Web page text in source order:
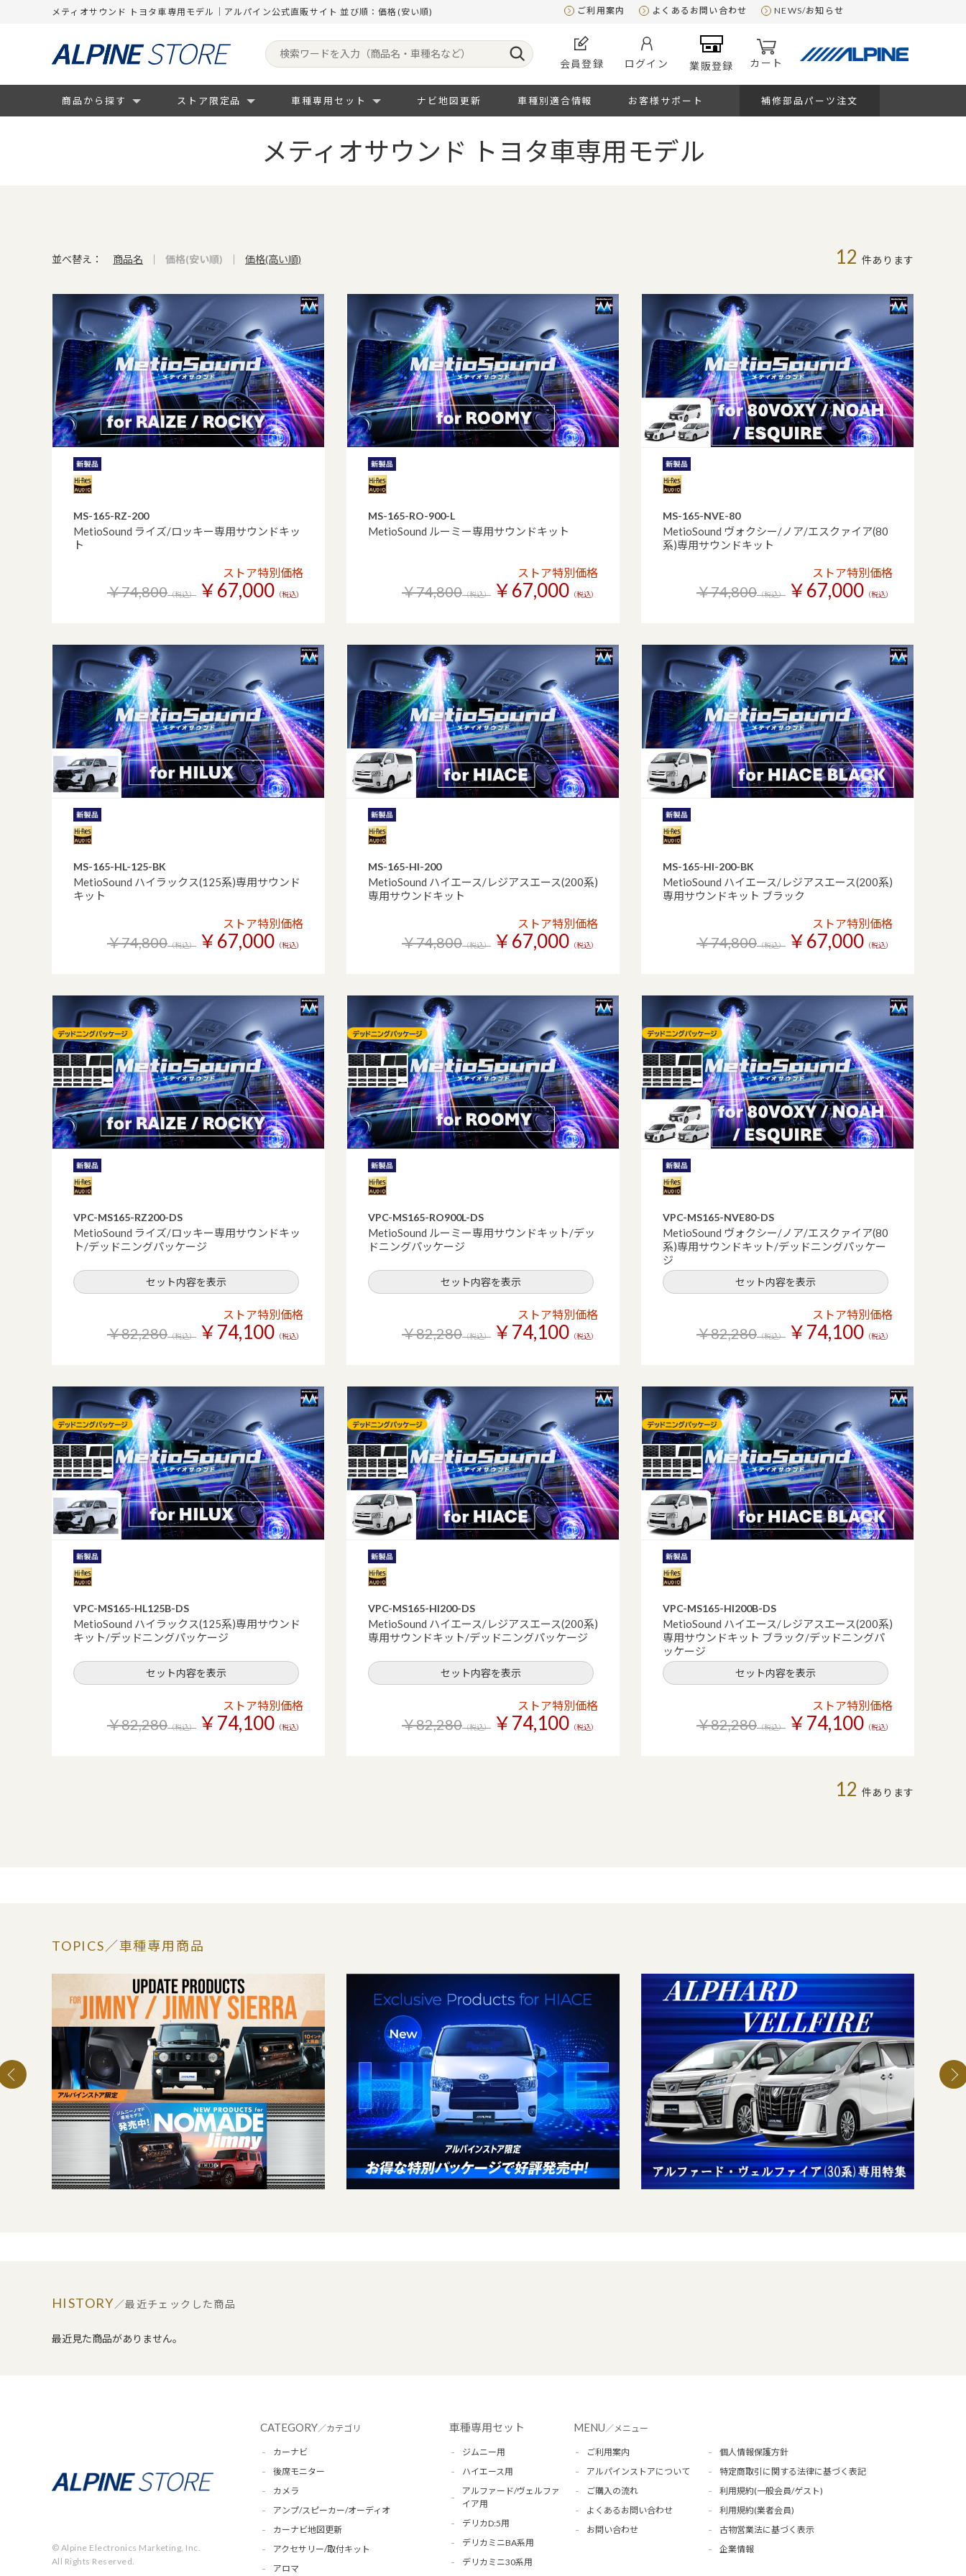
メティオサウンド トヨタ車専用モデル｜アルパイン公式直販サイト 並び順：価格(安い順) ご利用案内 よくあるお問い合わせ NEWS/お知らせ
会員登録 ログイン 業販登録 カート
商品から探す ストア限定品 車種専用セット ナビ地図更新 車種別適合情報 お客様サポート 補修部品パーツ注文
メティオサウンド トヨタ車専用モデル
並べ替え： 商品名 価格(安い順) 価格(高い順) 12 件あります
MS-165-RZ-200
MetioSound ライズ/ロッキー専用サウンドキッ
ト
ストア特別価格
￥74,800（税込） ￥67,000 （税込）
MS-165-RO-900-L
MetioSound ルーミー専用サウンドキット
ストア特別価格
￥74,800（税込） ￥67,000 （税込）
MS-165-NVE-80
MetioSound ヴォクシー/ノア/エスクァイア(80
系)専用サウンドキット
ストア特別価格
￥74,800（税込） ￥67,000 （税込）
MS-165-HL-125-BK
MetioSound ハイラックス(125系)専用サウンド
キット
ストア特別価格
￥74,800（税込） ￥67,000 （税込）
MS-165-HI-200
MetioSound ハイエース/レジアスエース(200系)
専用サウンドキット
ストア特別価格
￥74,800（税込） ￥67,000 （税込）
MS-165-HI-200-BK
MetioSound ハイエース/レジアスエース(200系)
専用サウンドキット ブラック
ストア特別価格
￥74,800（税込） ￥67,000 （税込）
VPC-MS165-RZ200-DS
MetioSound ライズ/ロッキー専用サウンドキッ
ト/デッドニングパッケージ
セット内容を表示
ストア特別価格
￥82,280（税込） ￥74,100 （税込）
VPC-MS165-RO900L-DS
MetioSound ルーミー専用サウンドキット/デッ
ドニングパッケージ
セット内容を表示
ストア特別価格
￥82,280（税込） ￥74,100 （税込）
VPC-MS165-NVE80-DS
MetioSound ヴォクシー/ノア/エスクァイア(80
系)専用サウンドキット/デッドニングパッケー
ジ
セット内容を表示
ストア特別価格
￥82,280（税込） ￥74,100 （税込）
VPC-MS165-HL125B-DS
MetioSound ハイラックス(125系)専用サウンド
キット/デッドニングパッケージ
セット内容を表示
ストア特別価格
￥82,280（税込） ￥74,100 （税込）
VPC-MS165-HI200-DS
MetioSound ハイエース/レジアスエース(200系)
専用サウンドキット/デッドニングパッケージ
セット内容を表示
ストア特別価格
￥82,280（税込） ￥74,100 （税込）
VPC-MS165-HI200B-DS
MetioSound ハイエース/レジアスエース(200系)
専用サウンドキット ブラック/デッドニングパ
ッケージ
セット内容を表示
ストア特別価格
￥82,280（税込） ￥74,100 （税込）
12 件あります
TOPICS ／車種専用商品
HISTORY／最近チェックした商品
最近見た商品がありません。
© Alpine Electronics Marketing, Inc.
All Rights Reserved.
CATEGORY／カテゴリ
カーナビ
後席モニター
カメラ
アンプ/スピーカー/オーディオ
カーナビ地図更新
アクセサリー/取付キット
アロマ
車種専用セット
ジムニー用
ハイエース用
アルファード/ヴェルファ
イア用
デリカD:5用
デリカミニBA系用
デリカミニ30系用
MENU／メニュー
ご利用案内
アルパインストアについて
ご購入の流れ
よくあるお問い合わせ
お問い合わせ
個人情報保護方針
特定商取引に関する法律に基づく表記
利用規約(一般会員/ゲスト)
利用規約(業者会員)
古物営業法に基づく表示
企業情報